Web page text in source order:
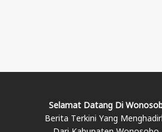
Selamat Datang Di
Berita Terkini Yang